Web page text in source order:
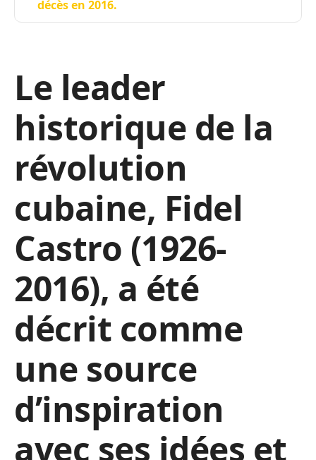
décès en 2016.
Le leader
historique de la
révolution
cubaine, Fidel
Castro (1926-
2016), a été
décrit comme
une source
d’inspiration
avec ses idées et